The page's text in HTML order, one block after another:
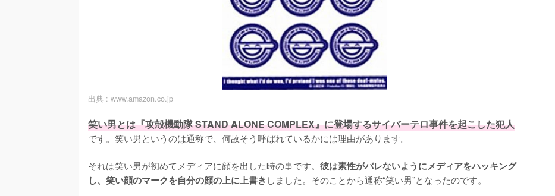
出典 : www.amazon.co.jp
笑い男とは『攻殻機動隊 STAND ALONE COMPLEX』に登場するサイバーテロ事件を起こした犯人
です。笑い男というのは通称で、何故そう呼ばれているかには理由があります。
それは笑い男が初めてメディアに顔を出した時の事です。 彼は素性がバレないようにメディアをハッキング
し、笑い顔のマークを自分の顔の上に上書き しました。そのことから通称“笑い男”となったのです。